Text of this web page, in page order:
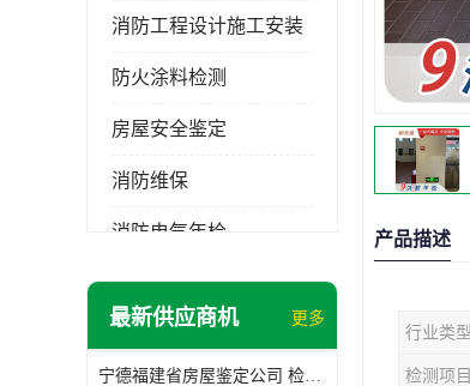
消防工程设计施工安装
防火涂料检测
房屋安全鉴定
消防维保
消防电气年检
消防工程施工
最新供应商机 更多
宁德福建省房屋鉴定公司 检测项目广 可及时反馈数据结果
产品描述
行业类型
检测项目